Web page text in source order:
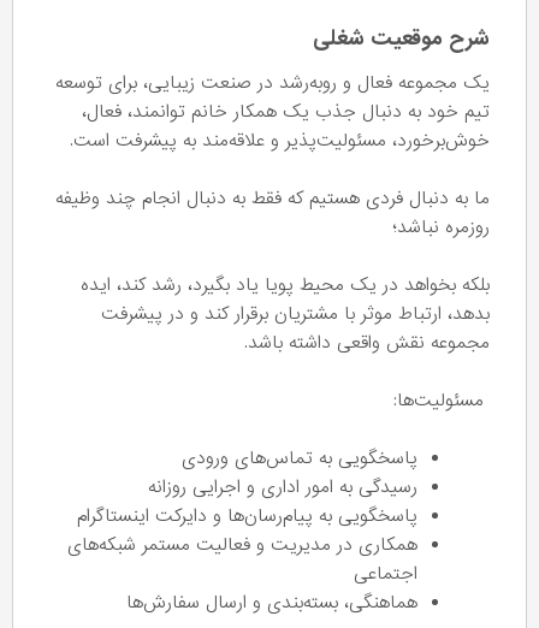
شرح موقعیت شغلی
یک مجموعه فعال و رو‌به‌رشد در صنعت زیبایی، برای توسعه
تیم خود به دنبال جذب یک همکار خانم توانمند، فعال،
خوش‌برخورد، مسئولیت‌پذیر و علاقه‌مند به پیشرفت است.
ما به دنبال فردی هستیم که فقط به دنبال انجام چند وظیفه
روزمره نباشد؛
بلکه بخواهد در یک محیط پویا یاد بگیرد، رشد کند، ایده
بدهد، ارتباط موثر با مشتریان برقرار کند و در پیشرفت
مجموعه نقش واقعی داشته باشد.
مسئولیت‌ها:
پاسخگویی به تماس‌های ورودی
رسیدگی به امور اداری و اجرایی روزانه
پاسخگویی به پیام‌رسان‌ها و دایرکت اینستاگرام
همکاری در مدیریت و فعالیت مستمر شبکه‌های
اجتماعی
هماهنگی، بسته‌بندی و ارسال سفارش‌ها